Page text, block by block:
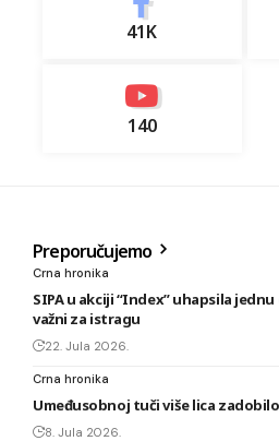
41K
140
Preporučujemo
Crna hronika
SIPA u akciji “Index” uhapsila
važni za istragu
22. Jula 2026.
Crna hronika
Umeđusobnoj tuči više lica
8. Jula 2026.